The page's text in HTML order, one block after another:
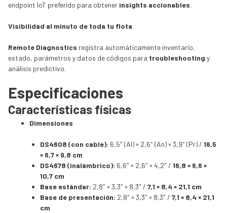
endpoint IoT preferido para obtener insights accionables.
Visibilidad al minuto de toda tu flota
Remote Diagnostics registra automáticamente inventario,
estado, parámetros y datos de códigos para troubleshooting y
análisis predictivo.
Especificaciones
Características físicas
Dimensiones
DS4608 (con cable): 6,5″ (Al) × 2,6″ (An) × 3,9″ (Pr) / 16,5
× 6,7 × 9,8 cm
DS4678 (inalámbrico): 6,6″ × 2,6″ × 4,2″ / 16,8 × 6,6 ×
10,7 cm
Base estándar: 2,8″ × 3,3″ × 8,3″ / 7,1 × 8,4 × 21,1 cm
Base de presentación: 2,8″ × 3,3″ × 8,3″ / 7,1 × 8,4 × 21,1
cm